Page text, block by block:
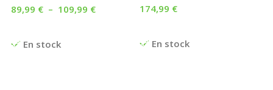
En stock
89,99 € – 109,99 €
En stock
174,99 €